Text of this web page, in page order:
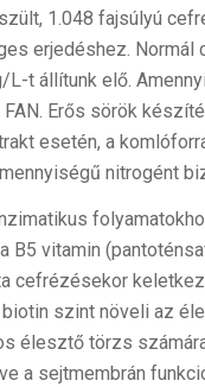
1.048 fajsúlyú
erjedéshez. Normál
t állítunk elő.
Erős sörök
esetén, a
nitrogént
B5 vitamin
cefrézésekor
szint növeli az
élesztő törzs
a sejtmembrán